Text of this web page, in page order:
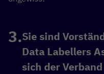
Sie sind
Data Labellers
sich der